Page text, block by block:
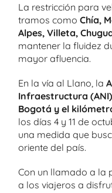
La restricción para
tramos como Chía,
Alpes, Villeta,
mantener la fluidez
mayor afluencia.
En la vía al Llano, la
Infraestructura
Bogotá y el
los días 4 y 11 de
una medida que
oriente del país.
Con un llamado a la
a los viajeros a